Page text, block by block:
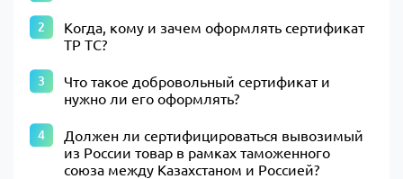
Когда, кому и зачем оформлять сертификат
ТР ТС?
Что такое добровольный сертификат и
нужно ли его оформлять?
Должен ли сертифицироваться вывозимый
из России товар в рамках таможенного
союза между Казахстаном и Россией?